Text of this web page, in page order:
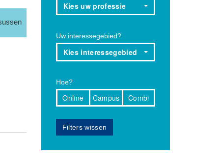
Kies uw professie
Uw interessegebied?
Kies interessegebied
Hoe?
Online Campus Combi
Filters wissen